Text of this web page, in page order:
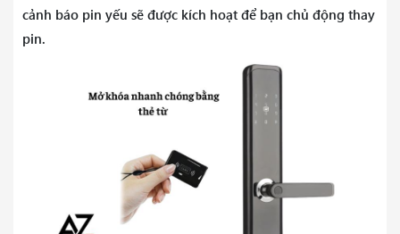
cảnh báo pin yếu sẽ được kích hoạt để bạn chủ động thay
pin.